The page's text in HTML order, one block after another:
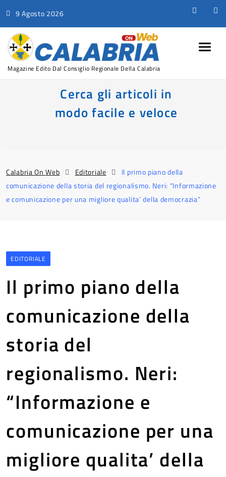
9 Agosto 2026
Magazine Edito Dal Consiglio Regionale Della Calabria
Cerca gli articoli in
modo facile e veloce
Calabria On Web Editoriale
Il primo piano della
comunicazione della storia del regionalismo. Neri: “Informazione
e comunicazione per una migliore qualita’ della democrazia”
EDITORIALE
Il primo piano della
comunicazione della
storia del
regionalismo. Neri:
“Informazione e
comunicazione per una
migliore qualita’ della